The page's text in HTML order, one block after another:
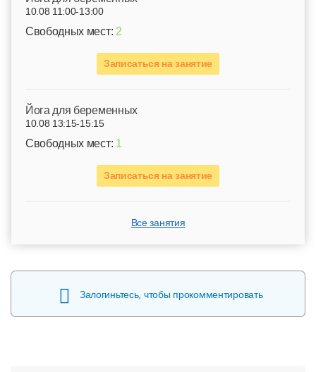
10.08 11:00-13:00
Свободных мест: 2
Записаться на занятие
Йога для беременных
10.08 13:15-15:15
Свободных мест: 1
Записаться на занятие
Все занятия
Залогиньтесь, чтобы прокомментировать